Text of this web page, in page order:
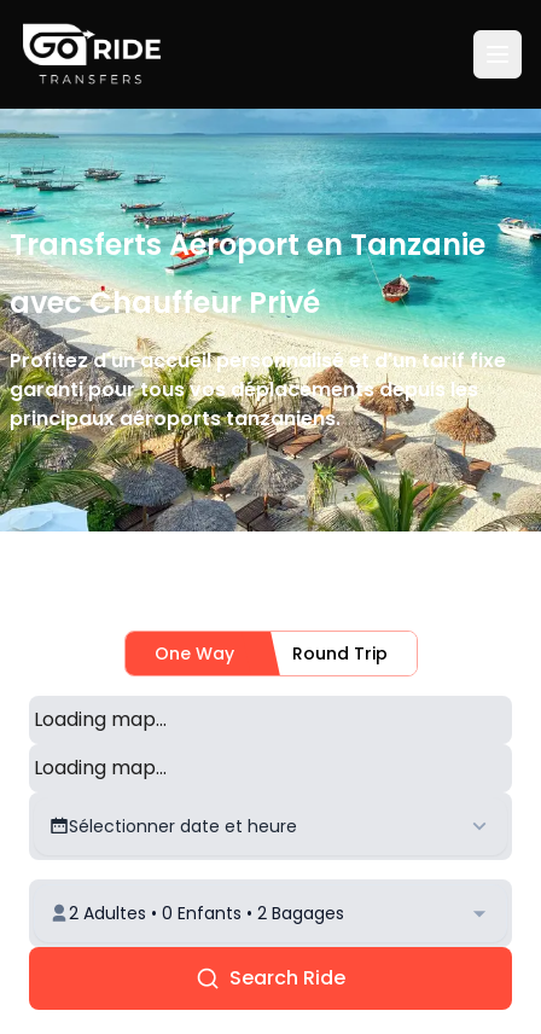
Transferts Aéroport en Tanzanie
avec Chauffeur Privé
Profitez d'un accueil personnalisé et d'un tarif fixe
garanti pour tous vos déplacements depuis les
principaux aéroports tanzaniens.
One Way Round Trip
Loading map...
Loading map...
Sélectionner date et heure
2 Adultes • 0 Enfants • 2 Bagages
Search Ride